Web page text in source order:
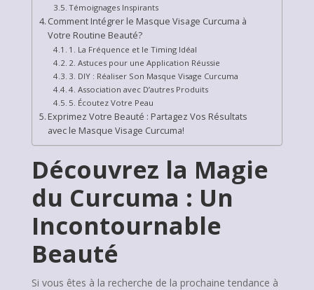
Témoignages Inspirants
Comment Intégrer le Masque Visage Curcuma à
Votre Routine Beauté?
1. La Fréquence et le Timing Idéal
2. Astuces pour une Application Réussie
3. DIY : Réaliser Son Masque Visage Curcuma
4. Association avec D’autres Produits
5. Écoutez Votre Peau
Exprimez Votre Beauté : Partagez Vos Résultats
avec le Masque Visage Curcuma!
Découvrez la Magie
du Curcuma : Un
Incontournable
Beauté
Si vous êtes à la recherche de la prochaine tendance à